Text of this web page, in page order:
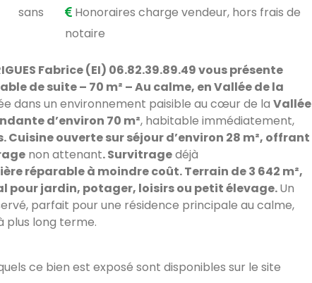
sans
Honoraires charge vendeur, hors frais de
notaire
Fabrice (EI) 06.82.39.89.49 vous présente
de suite – 70 m² – Au calme, en Vallée de la
dans un environnement paisible au cœur de la Vallée
d’environ 70 m², habitable immédiatement,
Cuisine ouverte sur séjour d’environ 28 m², offrant
non attenant.Survitragedéjà
réparable à moindre coût.Terrain de 3 642 m²,
pour jardin, potager, loisirs ou petit élevage.Un
parfait pour une résidence principale au calme,
plus long terme.
ce bien est exposé sont disponibles sur le site